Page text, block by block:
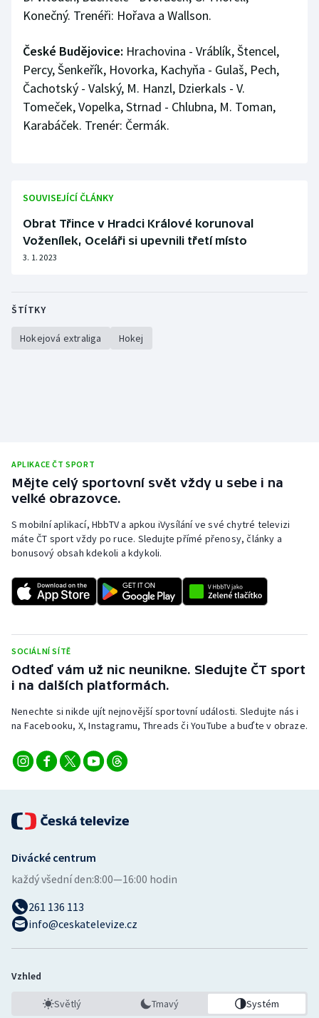
Konečný. Trenéři: Hořava a Wallson.
České Budějovice: Hrachovina - Vráblík, Štencel,
Percy, Šenkeřík, Hovorka, Kachyňa - Gulaš, Pech,
Čachotský - Valský, M. Hanzl, Dzierkals - V.
Tomeček, Vopelka, Strnad - Chlubna, M. Toman,
Karabáček. Trenér: Čermák.
SOUVISEJÍCÍ ČLÁNKY
Obrat Třince v Hradci Králové korunoval
Voženílek, Oceláři si upevnili třetí místo
3. 1. 2023
ŠTÍTKY
Hokejová extraliga Hokej
APLIKACE ČT SPORT
Mějte celý sportovní svět vždy u sebe i na
velké obrazovce.
S mobilní aplikací, HbbTV a apkou iVysílání ve své chytré televizi
máte ČT sport vždy po ruce. Sledujte přímé přenosy, články a
bonusový obsah kdekoli a kdykoli.
SOCIÁLNÍ SÍTĚ
Odteď vám už nic neunikne. Sledujte ČT sport
i na dalších platformách.
Nenechte si nikde ujít nejnovější sportovní události. Sledujte nás i
na Facebooku, X, Instagramu, Threads či YouTube a buďte v obraze.
Divácké centrum
každý všední den:8:00—16:00 hodin
261 136 113
info@ceskatelevize.cz
Vzhled
Světlý Tmavý Systém